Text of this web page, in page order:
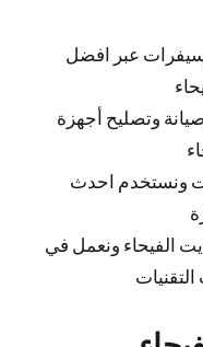
عبر افضل
وتصليح أجهزة
ونستخدم احدث
الفيحاء ونعمل في